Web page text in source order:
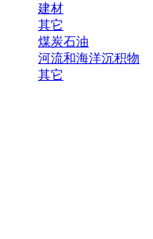
建材
其它
煤炭石油
河流和海洋沉积物
其它